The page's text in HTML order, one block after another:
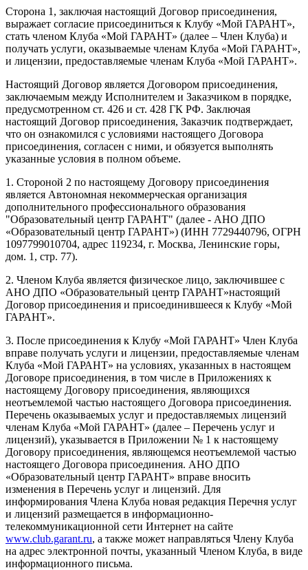
Сторона 1, заключая настоящий Договор присоединения,
выражает согласие присоединиться к Клубу «Мой ГАРАНТ»,
стать членом Клуба «Мой ГАРАНТ» (далее – Член Клуба) и
получать услуги, оказываемые членам Клуба «Мой ГАРАНТ»,
и лицензии, предоставляемые членам Клуба «Мой ГАРАНТ».
Настоящий Договор является Договором присоединения,
заключаемым между Исполнителем и Заказчиком в порядке,
предусмотренном ст. 426 и ст. 428 ГК РФ. Заключая
настоящий Договор присоединения, Заказчик подтверждает,
что он ознакомился с условиями настоящего Договора
присоединения, согласен с ними, и обязуется выполнять
указанные условия в полном объеме.
1. Стороной 2 по настоящему Договору присоединения
является Автономная некоммерческая организация
дополнительного профессионального образования
"Образовательный центр ГАРАНТ" (далее - АНО ДПО
«Образовательный центр ГАРАНТ») (ИНН 7729440796, ОГРН
1097799010704, адрес 119234, г. Москва, Ленинские горы,
дом. 1, стр. 77).
2. Членом Клуба является физическое лицо, заключившее с
АНО ДПО «Образовательный центр ГАРАНТ»настоящий
Договор присоединения и присоединившееся к Клубу «Мой
ГАРАНТ».
3. После присоединения к Клубу «Мой ГАРАНТ» Член Клуба
вправе получать услуги и лицензии, предоставляемые членам
Клуба «Мой ГАРАНТ» на условиях, указанных в настоящем
Договоре присоединения, в том числе в Приложениях к
настоящему Договору присоединения, являющихся
неотъемлемой частью настоящего Договора присоединения.
Перечень оказываемых услуг и предоставляемых лицензий
членам Клуба «Мой ГАРАНТ» (далее – Перечень услуг и
лицензий), указывается в Приложении № 1 к настоящему
Договору присоединения, являющемся неотъемлемой частью
настоящего Договора присоединения. АНО ДПО
«Образовательный центр ГАРАНТ» вправе вносить
изменения в Перечень услуг и лицензий. Для
информирования Члена Клуба новая редакция Перечня услуг
и лицензий размещается в информационно-
телекоммуникационной сети Интернет на сайте
www.club.garant.ru, а также может направляться Члену Клуба
на адрес электронной почты, указанный Членом Клуба, в виде
информационного письма.